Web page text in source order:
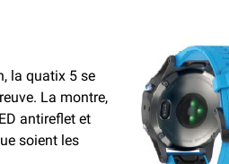
la quatix 5 se
La montre,
antireflet et
soient les